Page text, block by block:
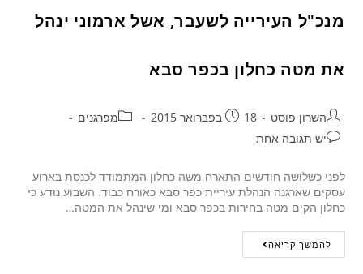
מנכ"ל העירייה לשעבר, אשל ארמוני ינהל
את מטה כחלון בכפר סבא
השרון פוסט 18 בפברואר 2015
מפרגנים
יש תגובה אחת
לפני כשלושה חודשים התארח משה כחלון המתמודד לכנסת בארוע
עסקים שארגנה הנהלת עיריית כפר סבא כאורח כבוד. השבוע נודע כי
כחלון הקים מטה בחירות בכפר סבא ומי שינהל את המטה…
להמשך קריאה